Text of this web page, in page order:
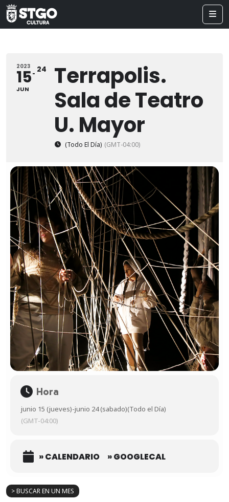
> BUSCAR EN UN MES
2023
15
JUN
24
Terrapolis.
Sala de Teatro
U. Mayor
(Todo El Día) (GMT-04:00)
Hora
junio 15 (jueves)-junio 24 (sabado)(Todo el Día)
(GMT-04:00)
» CALENDARIO » GOOGLECAL